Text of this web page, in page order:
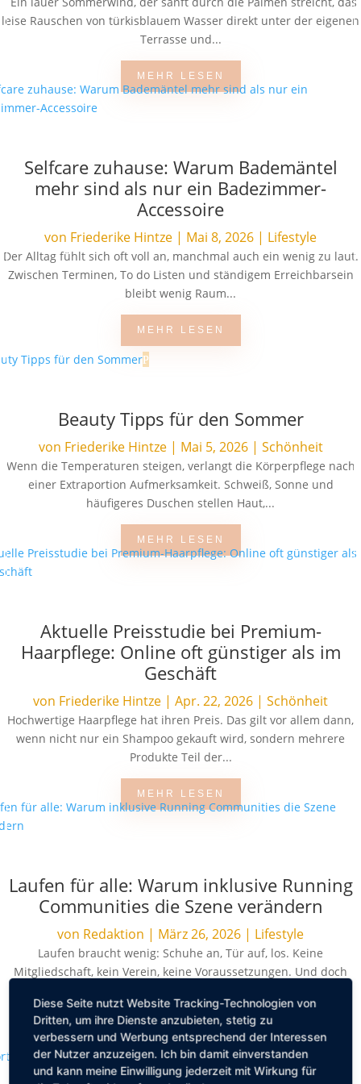
leise Rauschen von türkisblauem Wasser direkt unter der eigenen
Terrasse und...
MEHR LESEN
Selfcare zuhause: Warum Bademäntel
mehr sind als nur ein Badezimmer-
Accessoire
von Friederike Hintze | Mai 8, 2026 | Lifestyle
Der Alltag fühlt sich oft voll an, manchmal auch ein wenig zu laut.
Zwischen Terminen, To do Listen und ständigem Erreichbarsein
bleibt wenig Raum...
MEHR LESEN
Beauty Tipps für den Sommer
von Friederike Hintze| Mai 5, 2026| Schönheit
Wenn die Temperaturen steigen, verlangt die Körperpflege nach
einer Extraportion Aufmerksamkeit. Schweiß, Sonne und
häufigeres Duschen stellen Haut,...
MEHR LESEN
Aktuelle Preisstudie bei Premium-
Haarpflege: Online oft günstiger als im
Geschäft
von Friederike Hintze | Apr. 22, 2026 | Schönheit
Hochwertige Haarpflege hat ihren Preis. Das gilt vor allem dann,
wenn nicht nur ein Shampoo gekauft wird, sondern mehrere
Produkte Teil der...
MEHR LESEN
Laufen für alle: Warum inklusive Running
Communities die Szene verändern
von Redaktion | März 26, 2026 | Lifestyle
Laufen braucht wenig: Schuhe an, Tür auf, los. Keine
Mitgliedschaft, kein Verein, keine Voraussetzungen. Und doch
MEHR LESEN
Diese Seite nutzt Website Tracking-Technologien von
Dritten, um ihre Dienste anzubieten, stetig zu
verbessern und Werbung entsprechend der Interessen
der Nutzer anzuzeigen. Ich bin damit einverstanden
und kann meine Einwilligung jederzeit mit Wirkung für